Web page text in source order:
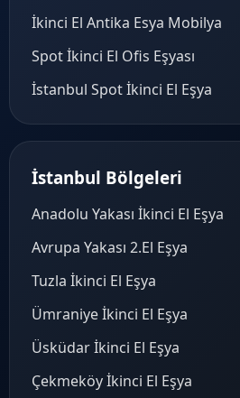
İkinci El Antika Esya Mobilya
Spot İkinci El Ofis Eşyası
İstanbul Spot İkinci El Eşya
İstanbul Bölgeleri
Anadolu Yakası İkinci El Eşya
Avrupa Yakası 2.El Eşya
Tuzla İkinci El Eşya
Ümraniye İkinci El Eşya
Üsküdar İkinci El Eşya
Çekmeköy İkinci El Eşya